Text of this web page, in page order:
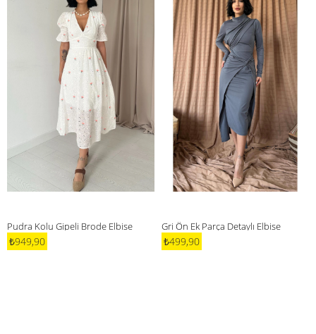
Pudra Kolu Gipeli Brode Elbise
₺949,90
Gri Ön Ek Parça Detaylı Elbise
₺499,90